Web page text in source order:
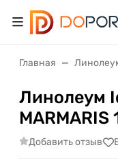
Главная
Линолеум
MARMARIS
Добавить отзыв